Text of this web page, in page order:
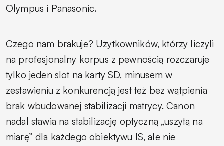
Olympus i Panasonic.
Czego nam brakuje? Użytkowników, którzy liczyli
na profesjonalny korpus z pewnością rozczaruje
tylko jeden slot na karty SD, minusem w
zestawieniu z konkurencją jest też bez wątpienia
brak wbudowanej stabilizacji matrycy. Canon
nadal stawia na stabilizację optyczną „uszytą na
miarę” dla każdego obiektywu IS, ale nie